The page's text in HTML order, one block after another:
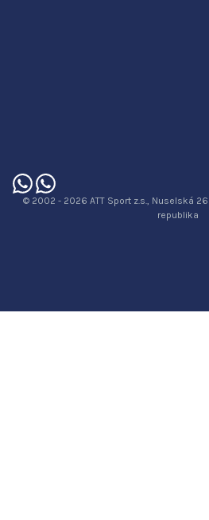
© 2002 - 2026 ATT Sport z.s., Nuselská
republika